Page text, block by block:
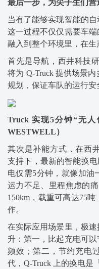
最后一步，为尖子生们营
当有了能够实现智能的自
这一过程不仅仅需要车
融入到整个环境里，在生
首先是导航，西井科技
将为 Q-Truck 提供场景
规划，保证车队的运行安
Truck 实现5分钟“无
WESTWELL）
其次是补能方式，在西
支持下，最新的智能换
电仅需5分钟，就像加油
运力不足、里程焦虑的
150km，载重可高达75
作。
在实际应用场景里，极
升：第一，比起充电可
频效；第二，节约充电
代，Q-Truck 上的换电是